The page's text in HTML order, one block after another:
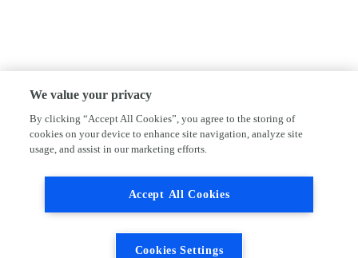
We value your privacy
By clicking “Accept All Cookies”, you agree to the storing of
cookies on your device to enhance site navigation, analyze site
usage, and assist in our marketing efforts.
Accept All Cookies
Cookies Settings